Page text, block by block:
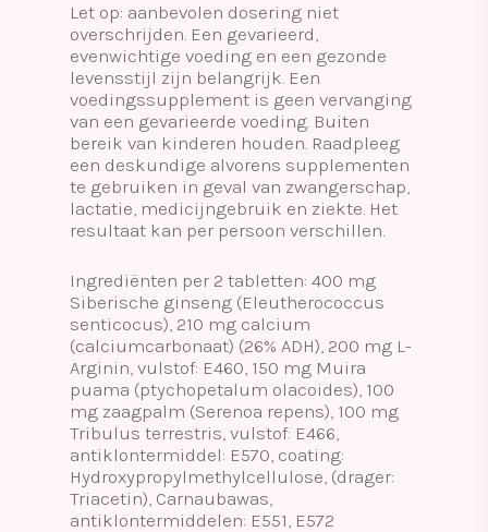
Let op: aanbevolen dosering niet
overschrijden. Een gevarieerd,
evenwichtige voeding en een gezonde
levensstijl zijn belangrijk. Een
voedingssupplement is geen vervanging
van een gevarieerde voeding. Buiten
bereik van kinderen houden. Raadpleeg
een deskundige alvorens supplementen
te gebruiken in geval van zwangerschap,
lactatie, medicijngebruik en ziekte. Het
resultaat kan per persoon verschillen.
Ingrediënten per 2 tabletten: 400 mg
Siberische ginseng (Eleutherococcus
senticocus), 210 mg calcium
(calciumcarbonaat) (26% ADH), 200 mg L-
Arginin, vulstof: E460, 150 mg Muira
puama (ptychopetalum olacoides), 100
mg zaagpalm (Serenoa repens), 100 mg
Tribulus terrestris, vulstof: E466,
antiklontermiddel: E570, coating:
Hydroxypropylmethylcellulose, (drager:
Triacetin), Carnaubawas,
antiklontermiddelen: E551, E572